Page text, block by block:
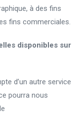
à des fins
fins commerciales.
disponibles sur
d’un autre service
pourra nous